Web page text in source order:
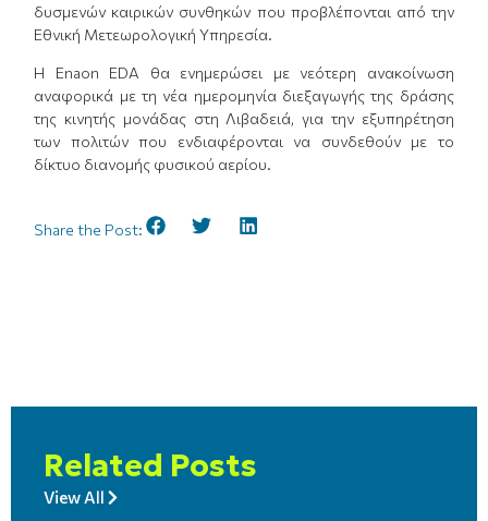
δυσμενών καιρικών συνθηκών που προβλέπονται από την
Εθνική Μετεωρολογική Υπηρεσία.
Η Enaon EDA θα ενημερώσει με νεότερη ανακοίνωση
αναφορικά με τη νέα ημερομηνία διεξαγωγής της δράσης
της κινητής μονάδας στη Λιβαδειά, για την εξυπηρέτηση
των πολιτών που ενδιαφέρονται να συνδεθούν με το
δίκτυο διανομής φυσικού αερίου.
Share the Post:
Related Posts
View All